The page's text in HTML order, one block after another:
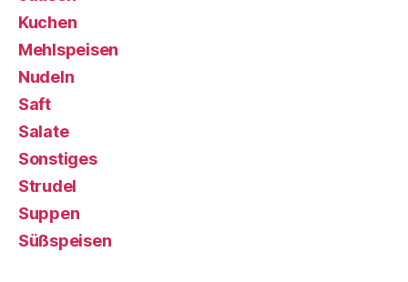
Kuchen
Mehlspeisen
Nudeln
Saft
Salate
Sonstiges
Strudel
Suppen
Süßspeisen